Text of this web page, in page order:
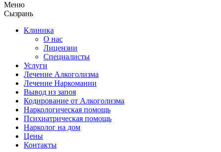
Меню
Сызрань
Клиника
О нас
Лицензии
Специалисты
Услуги
Лечение Алкоголизма
Лечение Наркомании
Вывод из запоя
Кодирование от Алкоголизма
Наркологическая помощь
Психиатрическая помощь
Нарколог на дом
Цены
Контакты